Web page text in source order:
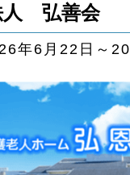
人 弘善会
年6月22日～